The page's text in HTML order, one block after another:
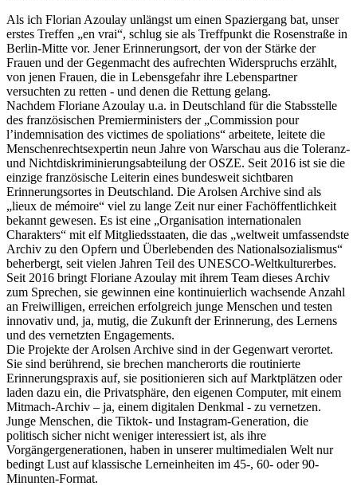
Als ich Florian Azoulay unlängst um einen Spaziergang bat, unser
erstes Treffen „en vrai“, schlug sie als Treffpunkt die Rosenstraße in
Berlin-Mitte vor. Jener Erinnerungsort, der von der Stärke der
Frauen und der Gegenmacht des aufrechten Widerspruchs erzählt,
von jenen Frauen, die in Lebensgefahr ihre Lebenspartner
versuchten zu retten - und denen die Rettung gelang.
Nachdem Floriane Azoulay u.a. in Deutschland für die Stabsstelle
des französischen Premierministers der „Commission pour
l’indemnisation des victimes de spoliations“ arbeitete, leitete die
Menschenrechtsexpertin neun Jahre von Warschau aus die Toleranz-
und Nichtdiskriminierungsabteilung der OSZE. Seit 2016 ist sie die
einzige französische Leiterin eines bundesweit sichtbaren
Erinnerungsortes in Deutschland. Die Arolsen Archive sind als
„lieux de mémoire“ viel zu lange Zeit nur einer Fachöffentlichkeit
bekannt gewesen. Es ist eine „Organisation internationalen
Charakters“ mit elf Mitgliedsstaaten, die das „weltweit umfassendste
Archiv zu den Opfern und Überlebenden des Nationalsozialismus“
beherbergt, seit vielen Jahren Teil des UNESCO-Weltkulturerbes.
Seit 2016 bringt Floriane Azoulay mit ihrem Team dieses Archiv
zum Sprechen, sie gewinnen eine kontinuierlich wachsende Anzahl
an Freiwilligen, erreichen erfolgreich junge Menschen und testen
innovativ und, ja, mutig, die Zukunft der Erinnerung, des Lernens
und des vernetzten Engagements.
Die Projekte der Arolsen Archive sind in der Gegenwart verortet.
Sie sind berührend, sie brechen mancherorts die routinierte
Erinnerungspraxis auf, sie positionieren sich auf Marktplätzen oder
laden dazu ein, die Privatsphäre, den eigenen Computer, mit einem
Mitmach-Archiv – ja, einem digitalen Denkmal - zu vernetzen.
Junge Menschen, die Tiktok- und Instagram-Generation, die
politisch sicher nicht weniger interessiert ist, als ihre
Vorgängergenerationen, haben in unserer multimedialen Welt nur
bedingt Lust auf klassische Lerneinheiten im 45-, 60- oder 90-
Minunten-Format.